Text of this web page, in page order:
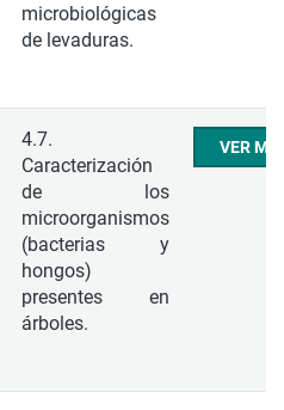
microbiológicas
de levaduras.
4.7.
Caracterización
de los
microorganismos
(bacterias y
hongos)
presentes en
árboles.
VER